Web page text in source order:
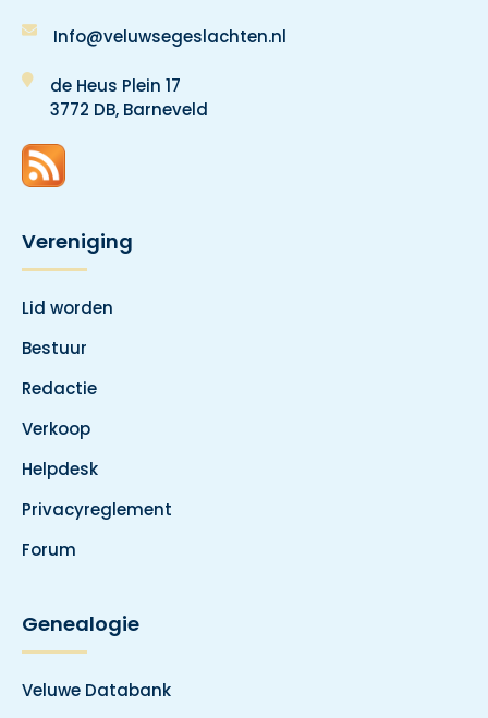
Info@veluwsegeslachten.nl
de Heus Plein 17
3772 DB, Barneveld
Vereniging
Lid worden
Bestuur
Redactie
Verkoop
Helpdesk
Privacyreglement
Forum
Genealogie
Veluwe Databank